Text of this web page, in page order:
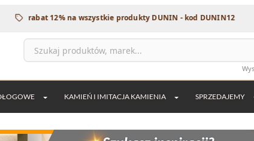
rabat 12% na wszystkie produkty DUNIN - kod DUNIN12 |
KAMIEŃ I IMITACJA KAMIENIA SPRZEDAJEMY